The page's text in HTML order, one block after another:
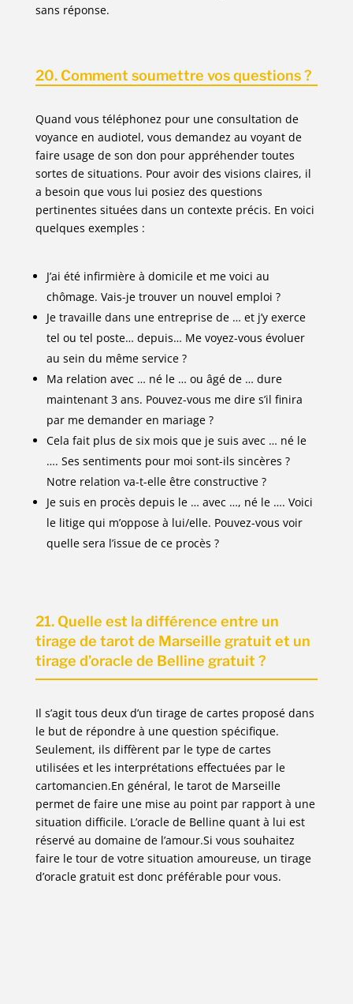
sans réponse.
20. Comment soumettre vos questions ?
Quand vous téléphonez pour une consultation de
voyance en audiotel, vous demandez au voyant de
faire usage de son don pour appréhender toutes
sortes de situations. Pour avoir des visions claires, il
a besoin que vous lui posiez des questions
pertinentes situées dans un contexte précis. En voici
quelques exemples :
J’ai été infirmière à domicile et me voici au
chômage. Vais-je trouver un nouvel emploi ?
Je travaille dans une entreprise de … et j’y exerce
tel ou tel poste… depuis… Me voyez-vous évoluer
au sein du même service ?
Ma relation avec … né le … ou âgé de … dure
maintenant 3 ans. Pouvez-vous me dire s’il finira
par me demander en mariage ?
Cela fait plus de six mois que je suis avec … né le
…. Ses sentiments pour moi sont-ils sincères ?
Notre relation va-t-elle être constructive ?
Je suis en procès depuis le … avec …, né le …. Voici
le litige qui m’oppose à lui/elle. Pouvez-vous voir
quelle sera l’issue de ce procès ?
21. Quelle est la différence entre un
tirage de tarot de Marseille gratuit et un
tirage d’oracle de Belline gratuit ?
Il s’agit tous deux d’un tirage de cartes proposé dans
le but de répondre à une question spécifique.
Seulement, ils diffèrent par le type de cartes
utilisées et les interprétations effectuées par le
cartomancien.En général, le tarot de Marseille
permet de faire une mise au point par rapport à une
situation difficile. L’oracle de Belline quant à lui est
réservé au domaine de l’amour.Si vous souhaitez
faire le tour de votre situation amoureuse, un tirage
d’oracle gratuit est donc préférable pour vous.